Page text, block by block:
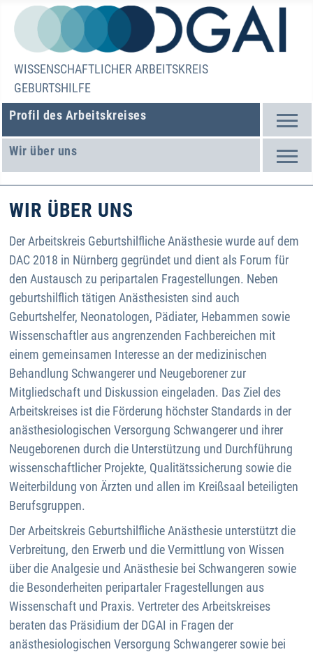
WISSENSCHAFTLICHER ARBEITSKREIS
GEBURTSHILFE
Profil des Arbeitskreises
Wir über uns
WIR ÜBER UNS
Der Arbeitskreis Geburtshilfliche Anästhesie wurde auf dem
DAC 2018 in Nürnberg gegründet und dient als Forum für
den Austausch zu peripartalen Fragestellungen. Neben
geburtshilflich tätigen Anästhesisten sind auch
Geburtshelfer, Neonatologen, Pädiater, Hebammen sowie
Wissenschaftler aus angrenzenden Fachbereichen mit
einem gemeinsamen Interesse an der medizinischen
Behandlung Schwangerer und Neugeborener zur
Mitgliedschaft und Diskussion eingeladen. Das Ziel des
Arbeitskreises ist die Förderung höchster Standards in der
anästhesiologischen Versorgung Schwangerer und ihrer
Neugeborenen durch die Unterstützung und Durchführung
wissenschaftlicher Projekte, Qualitätssicherung sowie die
Weiterbildung von Ärzten und allen im Kreißsaal beteiligten
Berufsgruppen.
Der Arbeitskreis Geburtshilfliche Anästhesie unterstützt die
Verbreitung, den Erwerb und die Vermittlung von Wissen
über die Analgesie und Anästhesie bei Schwangeren sowie
die Besonderheiten peripartaler Fragestellungen aus
Wissenschaft und Praxis. Vertreter des Arbeitskreises
beraten das Präsidium der DGAI in Fragen der
anästhesiologischen Versorgung Schwangerer sowie bei